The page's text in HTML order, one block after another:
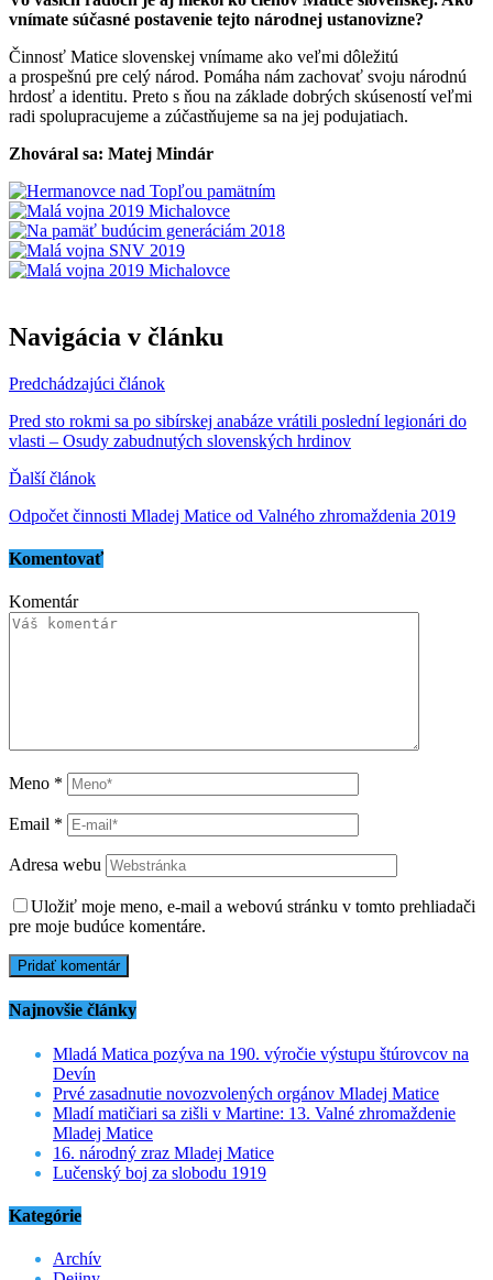
vnímate súčasné postavenie tejto národnej ustanovizne?
Činnosť Matice slovenskej vnímame ako veľmi dôležitú
a prospešnú pre celý národ. Pomáha nám zachovať svoju národnú
hrdosť a identitu. Preto s ňou na základe dobrých skúseností veľmi
radi spolupracujeme a zúčastňujeme sa na jej podujatiach.
Zhováral sa: Matej Mindár
Navigácia v článku
Predchádzajúci článok
Pred sto rokmi sa po sibírskej anabáze vrátili poslední legionári do
vlasti – Osudy zabudnutých slovenských hrdinov
Ďalší článok
Odpočet činnosti Mladej Matice od Valného zhromaždenia 2019
Komentovať
Komentár
Meno *
Email *
Adresa webu
Uložiť moje meno, e-mail a webovú stránku v tomto prehliadači
pre moje budúce komentáre.
Najnovšie články
Mladá Matica pozýva na 190. výročie výstupu štúrovcov na
Devín
Prvé zasadnutie novozvolených orgánov Mladej Matice
Mladí matičiari sa zišli v Martine: 13. Valné zhromaždenie
Mladej Matice
16. národný zraz Mladej Matice
Lučenský boj za slobodu 1919
Kategórie
Archív